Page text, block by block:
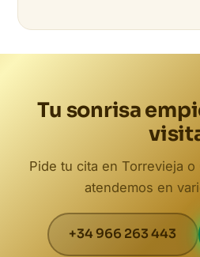
Tu sonrisa
Pide tu cita en Torrevieja o
atendemos en
+34 966 263 443